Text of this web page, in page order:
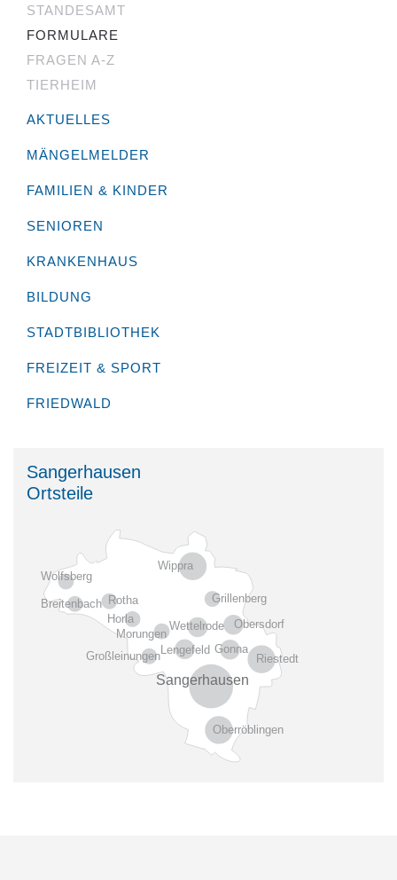
STANDESAMT
FORMULARE
FRAGEN A-Z
TIERHEIM
AKTUELLES
MÄNGELMELDER
FAMILIEN & KINDER
SENIOREN
KRANKENHAUS
BILDUNG
STADTBIBLIOTHEK
FREIZEIT & SPORT
FRIEDWALD
Sangerhausen
Ortsteile
Riestedt
Gonna
Obersdorf
Grillenberg
Wippra
Wolfsberg
Rotha
Breitenbach
Horla
Morungen
Wettelrode
Lengefeld
Großleinungen
Sangerhausen
Oberröblingen